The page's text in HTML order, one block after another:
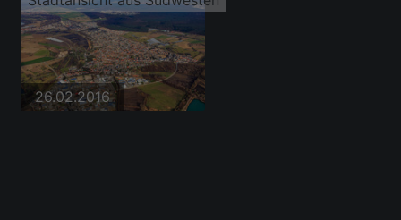
26.02.2016